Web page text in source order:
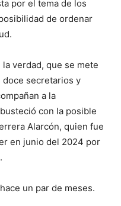
por el tema de los
de ordenar
verdad, que se mete
doce secretarios y
a la
con la posible
Alarcón, quien fue
en junio del 2024 por
un par de meses.